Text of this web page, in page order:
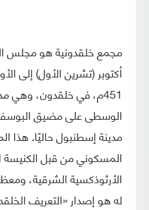
مجمع خلقدونية هو مجلس
أكتوبر (تشرين الأول) إلى
451م، في خلقدون، وهي
الوسطى على مضيق
مدينة إسطنبول حاليًا. هذا
المسكوني من قبل الكنيسة
الأرثوذكسية الشرقية،
له هو إصدار «التعريف